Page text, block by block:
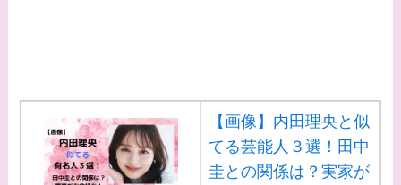
【画像】内田理央と似
てる芸能人３選！田中
圭との関係は？実家が